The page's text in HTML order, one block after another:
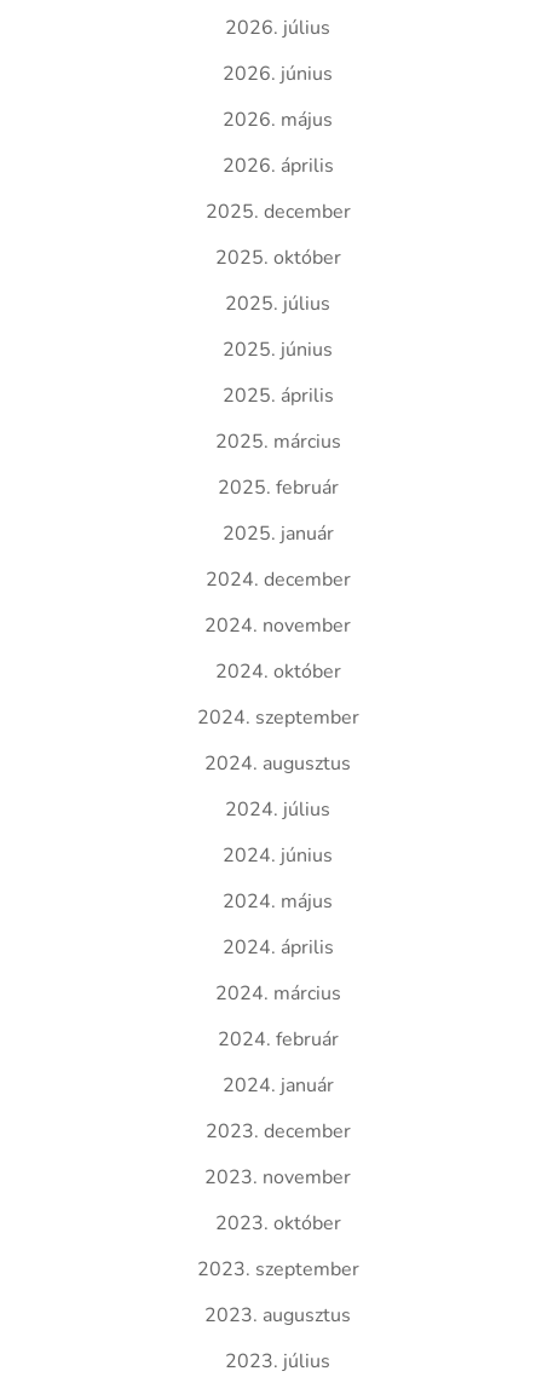
2026. július
2026. június
2026. május
2026. április
2025. december
2025. október
2025. július
2025. június
2025. április
2025. március
2025. február
2025. január
2024. december
2024. november
2024. október
2024. szeptember
2024. augusztus
2024. július
2024. június
2024. május
2024. április
2024. március
2024. február
2024. január
2023. december
2023. november
2023. október
2023. szeptember
2023. augusztus
2023. július